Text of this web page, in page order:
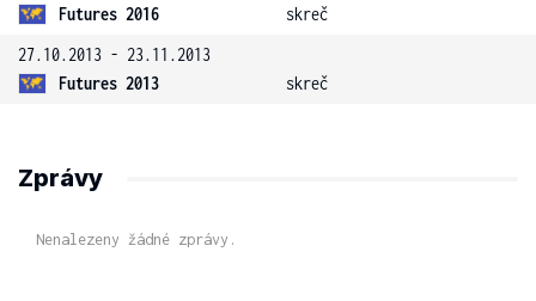
Futures 2016
skreč
27.10.2013 - 23.11.2013
Futures 2013
skreč
Zprávy
Nenalezeny žádné zprávy.